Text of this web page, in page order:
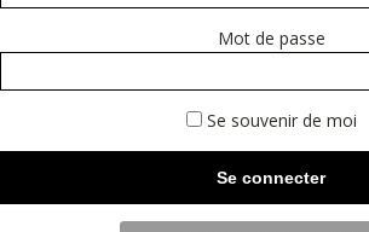
Mot de passe
Se souvenir de moi